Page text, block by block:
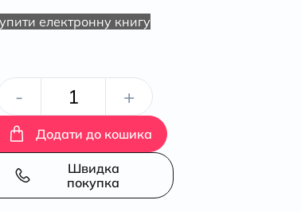
електронну книгу
-
Союз
Радянських
Речей
+
Додати до кошика
Швидка
покупка